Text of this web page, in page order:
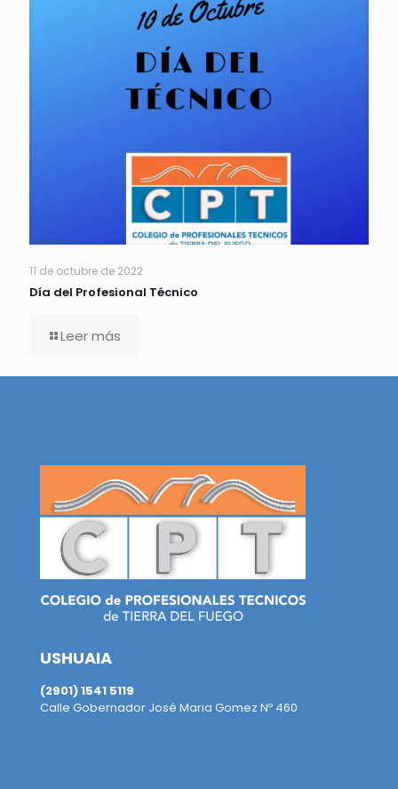
11 de octubre de 2022
Día del Profesional Técnico
Leer más
USHUAIA
(2901) 1541 5119
Calle Gobernador José Maria Gomez Nº 460